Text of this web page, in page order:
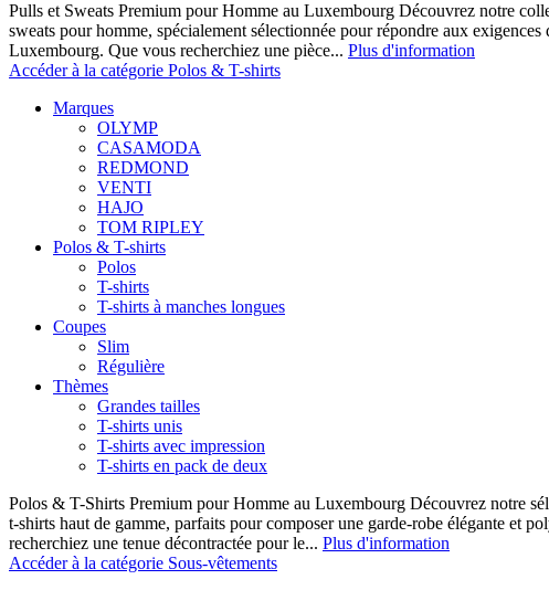
Pulls et Sweats Premium pour Homme au Luxembourg Découvrez notre
sweats pour homme, spécialement sélectionnée pour répondre aux exigences
Luxembourg. Que vous recherchiez une pièce... Plus d'information
Accéder à la catégorie Polos & T-shirts
Marques
OLYMP
CASAMODA
REDMOND
VENTI
HAJO
TOM RIPLEY
Polos & T-shirts
Polos
T-shirts
T-shirts à manches longues
Coupes
Slim
Régulière
Thèmes
Grandes tailles
T-shirts unis
T-shirts avec impression
T-shirts en pack de deux
Polos & T-Shirts Premium pour Homme au Luxembourg Découvrez notre
t-shirts haut de gamme, parfaits pour composer une garde-robe élégante et
recherchiez une tenue décontractée pour le... Plus d'information
Accéder à la catégorie Sous-vêtements